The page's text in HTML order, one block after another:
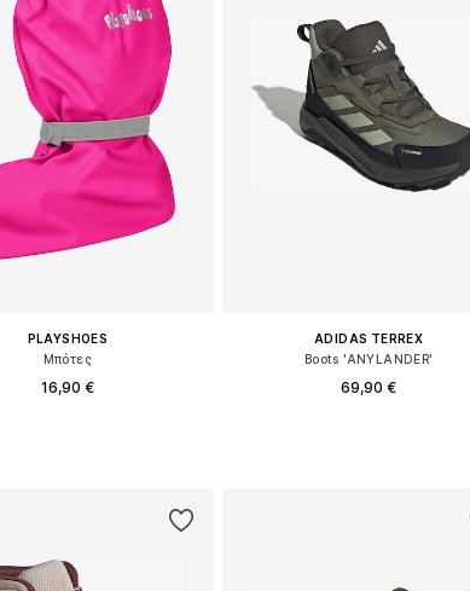
PLAYSHOES
Μπότες
16,90 €
ADIDAS TERREX
Boots 'ANYLANDER'
69,90 €